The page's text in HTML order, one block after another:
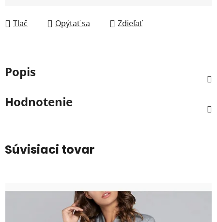
Tlač Opýtať sa Zdieľať
Popis
Hodnotenie
Súvisiaci tovar